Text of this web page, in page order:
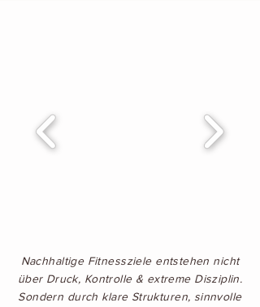
Nachhaltige Fitnessziele entstehen nicht
über Druck, Kontrolle & extreme Disziplin.
Sondern durch klare Strukturen, sinnvolle